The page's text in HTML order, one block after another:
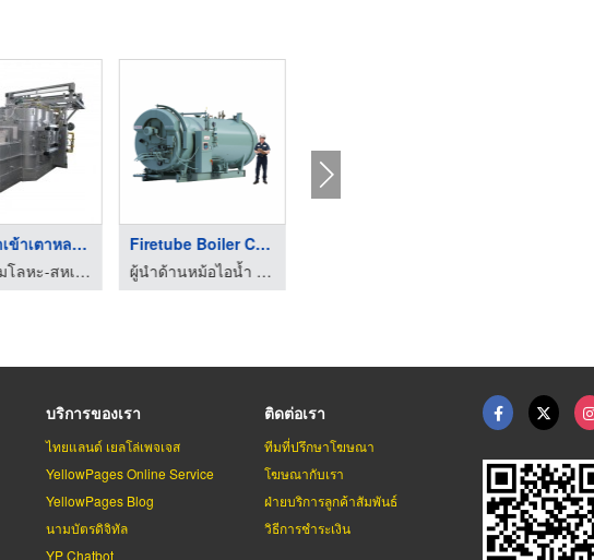
บริษัทนำเข้าเตาหลอมโ ...
เตาหลอมโลหะ-สหเศรษฐภัณฑ์ (1978)
Firetube Boiler CBLE
ผู้นำด้านหม้อไอน้ำ และเครื่องกำเนิดไอน้ำอุตสาหกรรม
บริการของเรา
ไทยแลนด์ เยลโล่เพจเจส
YellowPages Online Service
YellowPages Blog
นามบัตรดิจิทัล
YP Chatbot
ติดต่อเรา
ทีมที่ปรึกษาโฆษณา
โฆษณากับเรา
ฝ่ายบริการลูกค้าสัมพันธ์
วิธีการชำระเงิน